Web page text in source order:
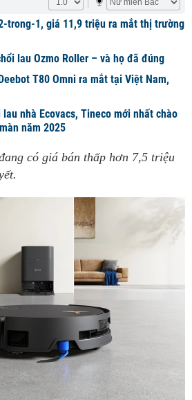
trong-1, giá 11,9 triệu ra mắt thị trường
lau Ozmo Roller – và họ đã đúng
T80 Omni ra mắt tại Việt Nam,
nhà Ecovacs, Tineco mới nhất chào
năm 2025
có giá bán thấp hơn 7,5 triệu